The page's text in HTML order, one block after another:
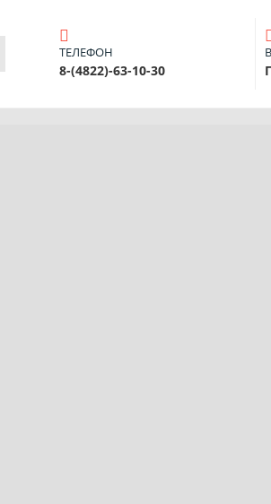
ТЕЛЕФОН
8-(4822)-63-10-30